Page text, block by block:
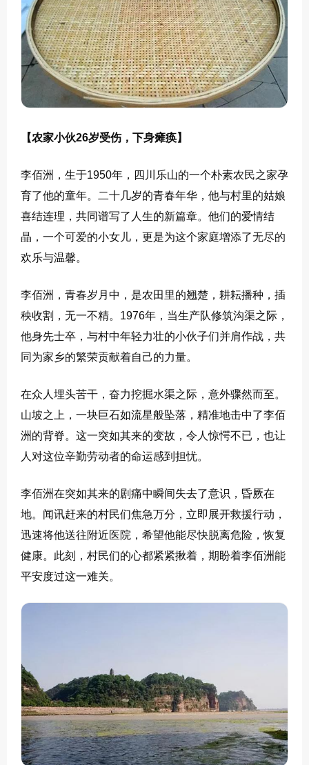
【农家小伙26岁受伤，下身瘫痪】
李佰洲，生于1950年，四川乐山的一个朴素农民之家孕
育了他的童年。二十几岁的青春年华，他与村里的姑娘
喜结连理，共同谱写了人生的新篇章。他们的爱情结
晶，一个可爱的小女儿，更是为这个家庭增添了无尽的
欢乐与温馨。
李佰洲，青春岁月中，是农田里的翘楚，耕耘播种，插
秧收割，无一不精。1976年，当生产队修筑沟渠之际，
他身先士卒，与村中年轻力壮的小伙子们并肩作战，共
同为家乡的繁荣贡献着自己的力量。
在众人埋头苦干，奋力挖掘水渠之际，意外骤然而至。
山坡之上，一块巨石如流星般坠落，精准地击中了李佰
洲的背脊。这一突如其来的变故，令人惊愕不已，也让
人对这位辛勤劳动者的命运感到担忧。
李佰洲在突如其来的剧痛中瞬间失去了意识，昏厥在
地。闻讯赶来的村民们焦急万分，立即展开救援行动，
迅速将他送往附近医院，希望他能尽快脱离危险，恢复
健康。此刻，村民们的心都紧紧揪着，期盼着李佰洲能
平安度过这一难关。